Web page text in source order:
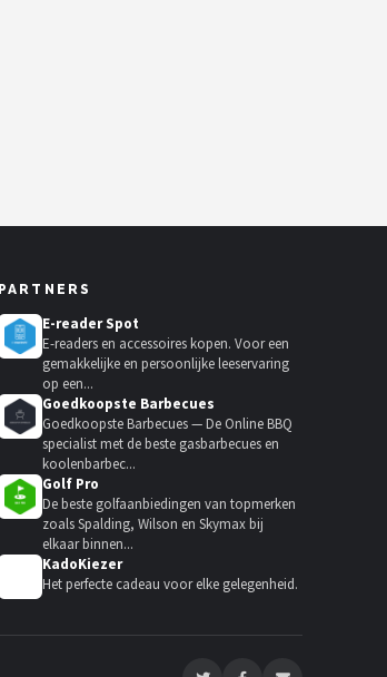
PARTNERS
E-reader Spot
E-readers en accessoires kopen. Voor een
gemakkelijke en persoonlijke leeservaring
op een...
Goedkoopste Barbecues
Goedkoopste Barbecues — De Online BBQ
specialist met de beste gasbarbecues en
koolenbarbec...
Golf Pro
De beste golfaanbiedingen van topmerken
zoals Spalding, Wilson en Skymax bij
elkaar binnen...
KadoKiezer
Het perfecte cadeau voor elke gelegenheid.